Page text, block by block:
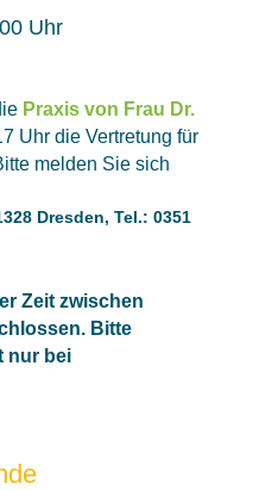
Uhr
Praxis von Frau Dr.
Uhr die Vertretung für
melden Sie sich
Dresden, Tel.: 0351
Zeit zwischen
Bitte
nur bei